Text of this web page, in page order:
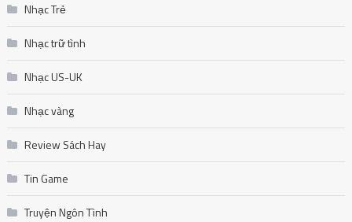
Nhạc Trẻ
Nhạc trữ tình
Nhạc US-UK
Nhạc vàng
Review Sách Hay
Tin Game
Truyện Ngôn Tình